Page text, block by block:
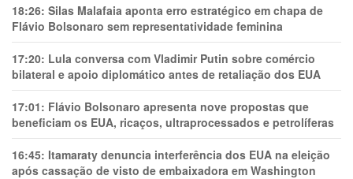
18:26: Silas Malafaia aponta erro estratégico em chapa de
Flávio Bolsonaro sem representatividade feminina
17:20: Lula conversa com Vladimir Putin sobre comércio
bilateral e apoio diplomático antes de retaliação dos EUA
17:01: Flávio Bolsonaro apresenta nove propostas que
beneficiam os EUA, ricaços, ultraprocessados e petrolíferas
16:45: Itamaraty denuncia interferência dos EUA na eleição
após cassação de visto de embaixadora em Washington